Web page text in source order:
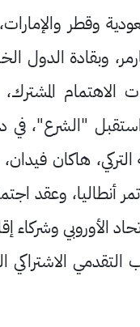
وقطر
وبقادة الدول
الاهتمام
"الشرع"، في
التركي، هاكان
أنطاليا، وعقد
الأوروبي وشركاء
الاشتراكي